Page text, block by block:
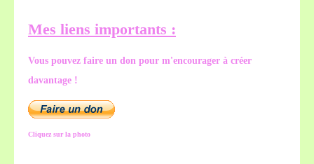
Mes liens importants :
Vous pouvez faire un don pour m'encourager à créer
davantage !
Cliquez sur la photo